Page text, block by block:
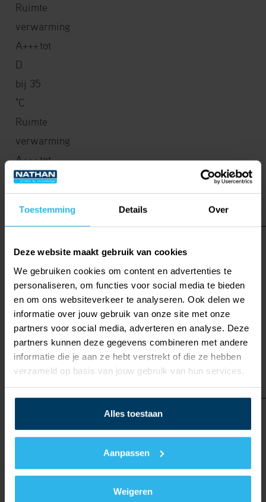
Toestemming Details Over
Deze website maakt gebruik van cookies
We gebruiken cookies om content en advertenties te
personaliseren, om functies voor social media te bieden
en om ons websiteverkeer te analyseren. Ook delen we
informatie over jouw gebruik van onze site met onze
partners voor social media, adverteren en analyse. Deze
partners kunnen deze gegevens combineren met andere
informatie die je aan ze hebt verstrekt of die ze hebben
verzameld op basis van jouw gebruik van hun services.
Alles toestaan
Aanpassen
Weigeren
Ruimte
verwarming
A+++tot
D
bij 35
°C
Ruimte
verwarming
A+++ tot
D
bij 55
°C
63K1/3M
0,68 / 6,00
3,95
4,1
51
A+++
A+++
63H1/3M